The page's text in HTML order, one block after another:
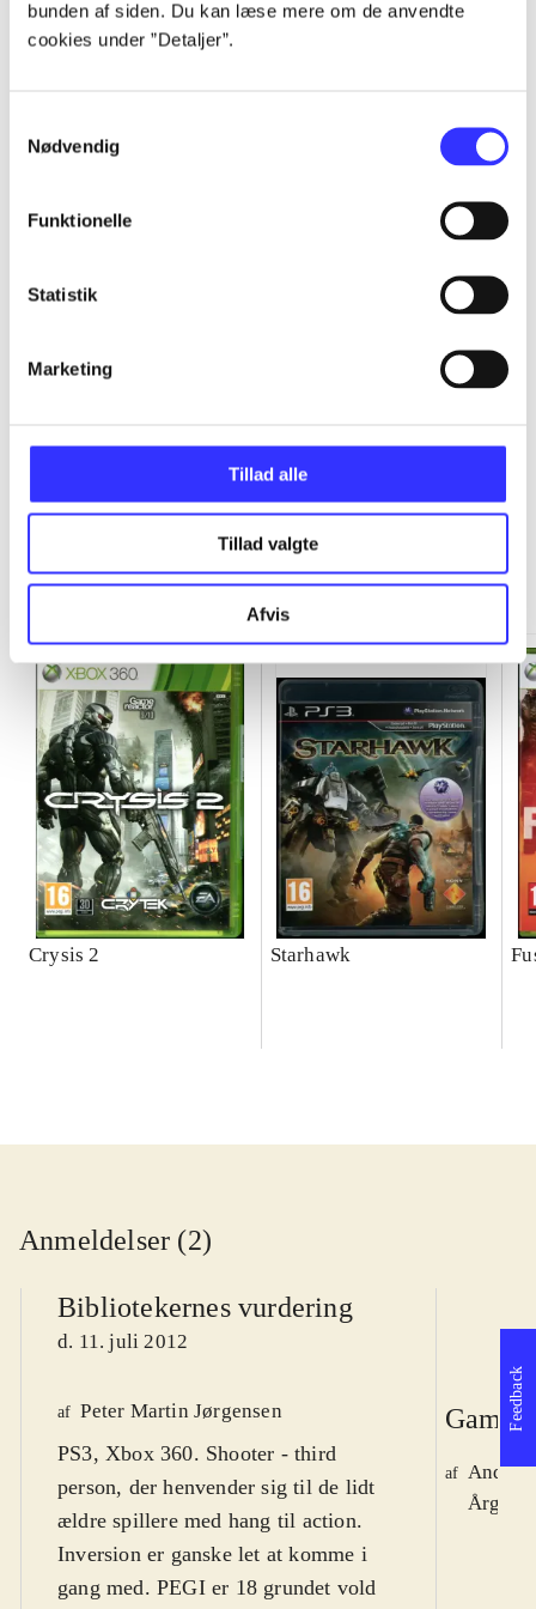
bunden af siden. Du kan læse mere om de anvendte
cookies under ”Detaljer”.
Nødvendig
Funktionelle
Statistik
Marketing
Tillad alle
Tillad valgte
Afvis
Alle registrerede artikler fordelt på udgivelser
Minder om
Crysis 2 Starhawk
Anmeldelser (2)
Bibliotekernes vurdering
d. 11. juli 2012
af Peter Martin Jørgensen
PS3, Xbox 360. Shooter - third
person, der henvender sig til de lidt
ældre spillere med hang til action.
Inversion er ganske let at komme i
gang med. PEGI er 18 grundet vold
af Anders
Årg.
Feedback